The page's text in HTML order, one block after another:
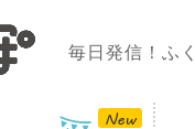
毎日発信！ふ